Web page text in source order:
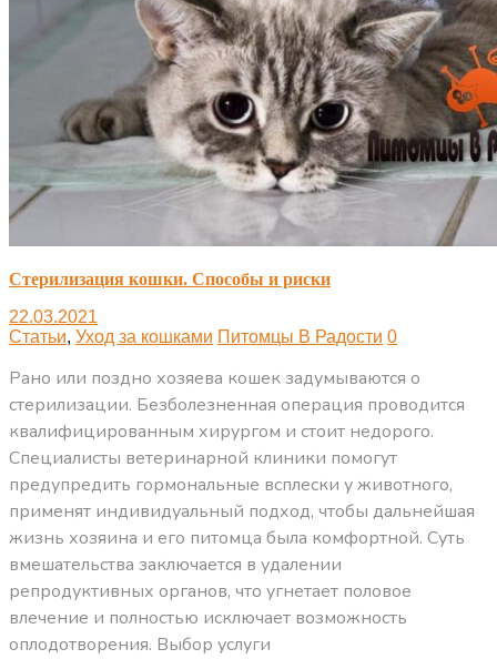
Стерилизация кошки. Способы и риски
22.03.2021
Статьи, Уход за кошками Питомцы В Радости 0
Рано или поздно хозяева кошек задумываются о
стерилизации. Безболезненная операция проводится
квалифицированным хирургом и стоит недорого.
Специалисты ветеринарной клиники помогут
предупредить гормональные всплески у животного,
применят индивидуальный подход, чтобы дальнейшая
жизнь хозяина и его питомца была комфортной. Суть
вмешательства заключается в удалении
репродуктивных органов, что угнетает половое
влечение и полностью исключает возможность
оплодотворения. Выбор услуги